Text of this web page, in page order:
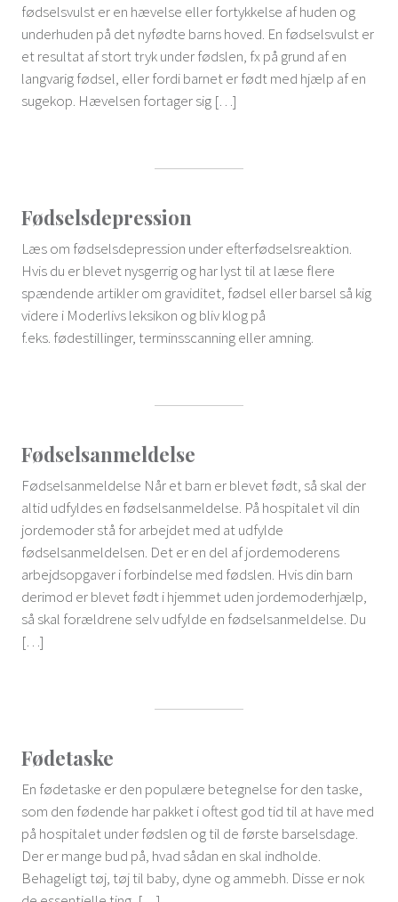
fødselsvulst er en hævelse eller fortykkelse af huden og
underhuden på det nyfødte barns hoved. En fødselsvulst er
et resultat af stort tryk under fødslen, fx på grund af en
langvarig fødsel, eller fordi barnet er født med hjælp af en
sugekop. Hævelsen fortager sig […]
Fødselsdepression
Læs om fødselsdepression under efterfødselsreaktion.
Hvis du er blevet nysgerrig og har lyst til at læse flere
spændende artikler om graviditet, fødsel eller barsel så kig
videre i Moderlivs leksikon og bliv klog på
f.eks. fødestillinger, terminsscanning eller amning.
Fødselsanmeldelse
Fødselsanmeldelse Når et barn er blevet født, så skal der
altid udfyldes en fødselsanmeldelse. På hospitalet vil din
jordemoder stå for arbejdet med at udfylde
fødselsanmeldelsen. Det er en del af jordemoderens
arbejdsopgaver i forbindelse med fødslen. Hvis din barn
derimod er blevet født i hjemmet uden jordemoderhjælp,
så skal forældrene selv udfylde en fødselsanmeldelse. Du
[…]
Fødetaske
En fødetaske er den populære betegnelse for den taske,
som den fødende har pakket i oftest god tid til at have med
på hospitalet under fødslen og til de første barselsdage.
Der er mange bud på, hvad sådan en skal indholde.
Behageligt tøj, tøj til baby, dyne og ammebh. Disse er nok